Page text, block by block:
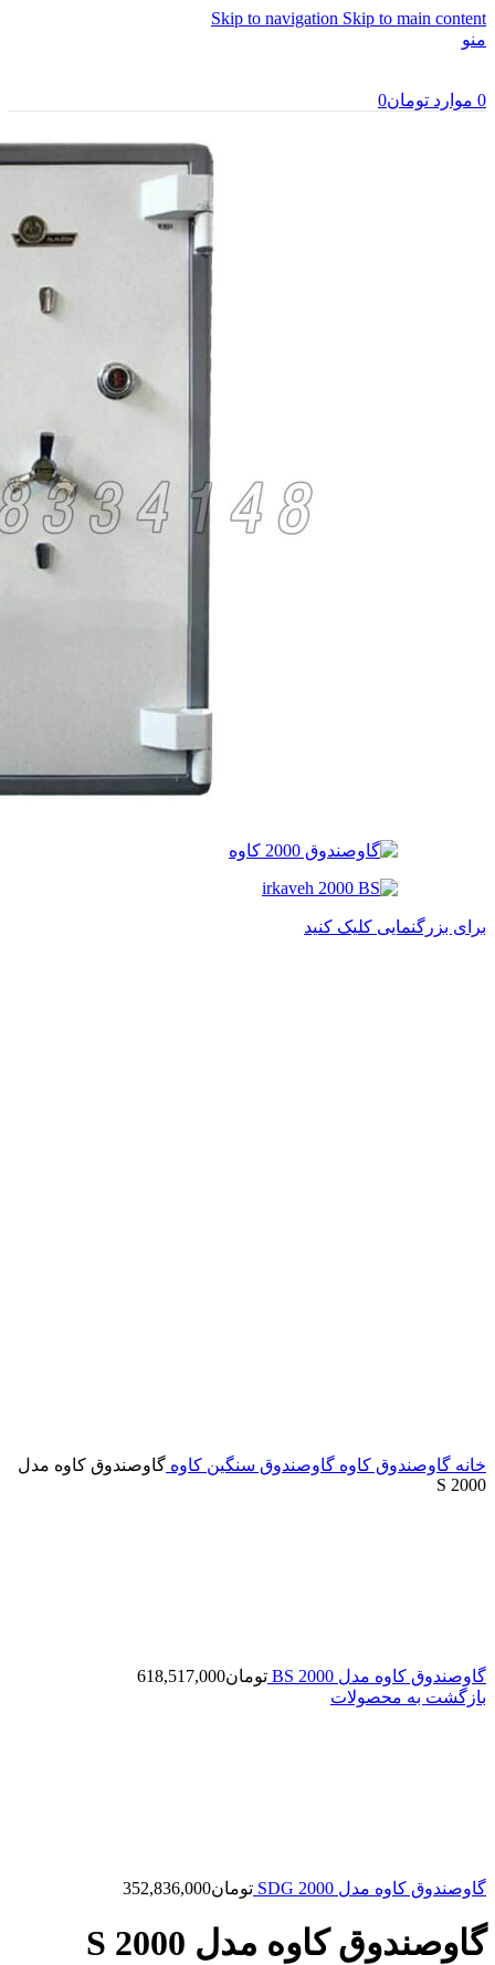
Skip to navigation Skip to main content
منو
0 موارد تومان0
برای بزرگنمایی کلیک کنید
خانه گاوصندوق کاوه گاوصندوق سنگین کاوه گاوصندوق کاوه مدل
2000 S
گاوصندوق کاوه مدل 2000 BS تومان618,517,000
بازگشت به محصولات
گاوصندوق کاوه مدل 2000 SDG تومان352,836,000
گاوصندوق کاوه مدل 2000 S